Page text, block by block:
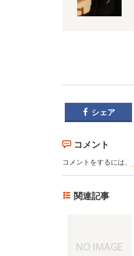
 シェア
コメント
コメントをするには、
関連記事